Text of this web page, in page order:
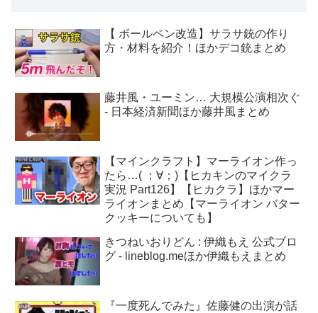
【 ボールペン改造】サラサ銃の作り
方・材料を紹介！ほかデコ銃まとめ
藤井風・ユーミン… 大規模公演相次ぐ
- 日本経済新聞ほか藤井風まとめ
【マインクラフト】マーライオン作っ
たら…( ；∀；)【ヒカキンのマイクラ
実況 Part126】【ヒカクラ】ほかマー
ライオンまとめ【マーライオン バター
クッキーについても】
きつねいおりどん : 伊織もえ 公式ブロ
グ - lineblog.meほか伊織もえまとめ
『一度死んでみた』佐藤健の出演が話